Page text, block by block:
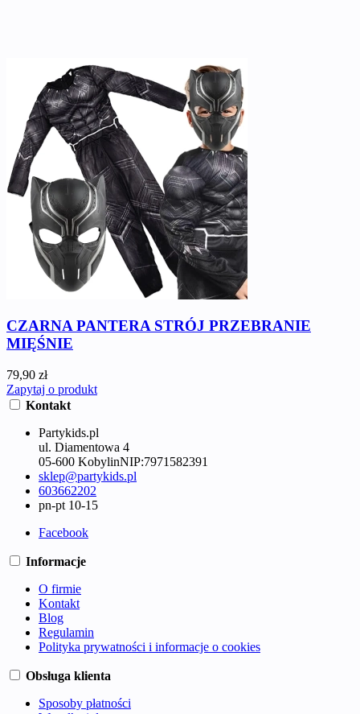
CZARNA PANTERA STRÓJ PRZEBRANIE
MIĘŚNIE
79,90 zł
Zapytaj o produkt
Kontakt
Partykids.pl
ul. Diamentowa 4
05-600 KobylinNIP:7971582391
sklep@partykids.pl
603662202
pn-pt 10-15
Facebook
Informacje
O firmie
Kontakt
Blog
Regulamin
Polityka prywatności i informacje o cookies
Obsługa klienta
Sposoby płatności